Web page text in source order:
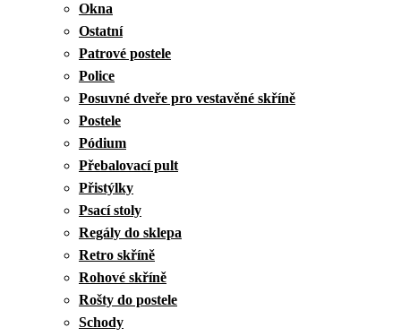
Okna
Ostatní
Patrové postele
Police
Posuvné dveře pro vestavěné skříně
Postele
Pódium
Přebalovací pult
Přistýlky
Psací stoly
Regály do sklepa
Retro skříně
Rohové skříně
Rošty do postele
Schody